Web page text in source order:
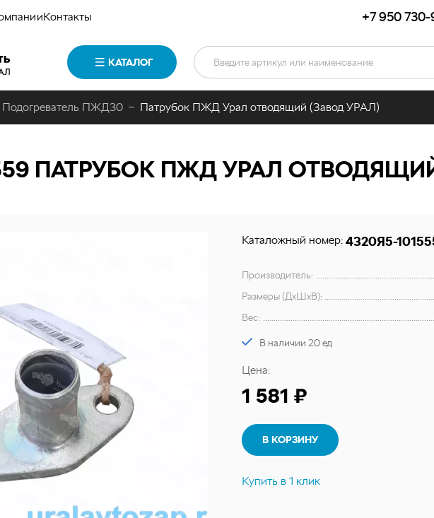
Контакты +7 950 730-
КАТАЛОГ
Подогреватель ПЖД30 Патрубок ПЖД Урал отводящий (Завод УРАЛ)
ПАТРУБОК ПЖД УРАЛ
Каталожный номер: 4320Я5-
Производитель:
Размеры (ДхШхВ):
Вес:
В наличии 20 ед
Цена:
1 581 ₽
В КОРЗИНУ
Купить в 1 клик